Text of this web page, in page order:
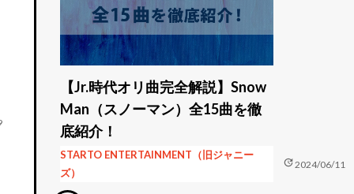
【Jr.時代オリ曲完全解説】Snow
Man（スノーマン）全15曲を徹
底紹介！
STARTO ENTERTAINMENT（旧ジャニー
ズ）
update2024/06/11